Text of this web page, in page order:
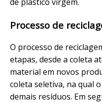
Processo de
O processo de
etapas, desde a coleta
material em novos
coleta seletiva, na qual
demais resíduos. Em